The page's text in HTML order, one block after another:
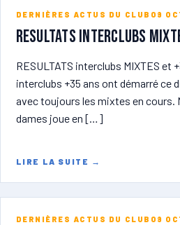
DERNIÈRES ACTUS DU CLUB 09
RESULTATS Interclubs
RESULTATS interclubs MIXTES et
interclubs +35 ans ont démarré ce
avec toujours les mixtes en cours.
dames joue en […]
LIRE LA SUITE →
DERNIÈRES ACTUS DU CLUB 09